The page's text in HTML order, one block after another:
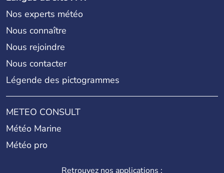
Nos experts météo
Nous connaître
Nous rejoindre
Nous contacter
Légende des pictogrammes
METEO CONSULT
Météo Marine
Météo pro
Retrouvez nos applications :